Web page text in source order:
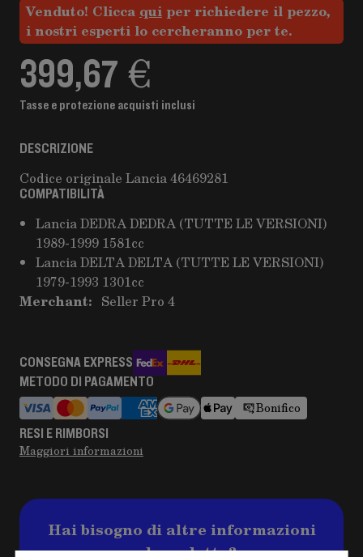
Venduto! Clicca qui per richiedere il pezzo,
i nostri esperti lo cercheranno per te.
399,67 €
Tasse e protezione acquisti inclusi
DESCRIZIONE
Codice originale Lancia 46469281
COMPATIBILITÀ
Lancia DEDRA DEDRA (TUTTE LE VERSIONI)
1989-1999 1581cc
Lancia DELTA DELTA (TUTTE LE VERSIONI)
1979-1993 1301cc
Merchant: Seller Pro 4
CONSEGNA EXPRESS
METODO DI PAGAMENTO
Bonifico
RESI E RIMBORSI
Maggiori informazioni
Hai bisogno di altre informazioni
sul prodotto?